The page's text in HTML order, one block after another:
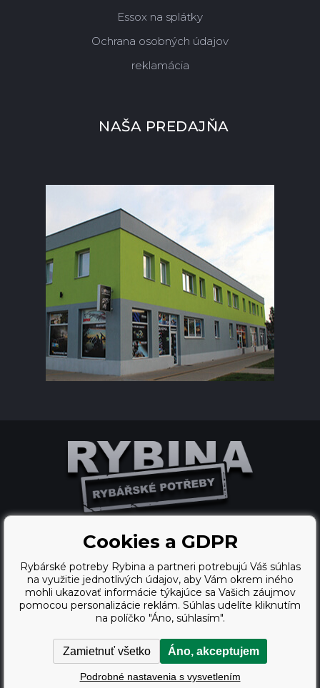
Essox na splátky
Ochrana osobných údajov
reklamácia
NAŠA PREDAJŇA
Copyright © 2009 - 2026,
Rybárské potreby Rybina
Ecommerce solutions
BINARGON.cz
webdesign
Vortex Vision.cz
Cookies a GDPR
Rybárské potreby Rybina a partneri potrebujú Váš súhlas
na využitie jednotlivých údajov, aby Vám okrem iného
mohli ukazovať informácie týkajúce sa Vašich záujmov
pomocou personalizácie reklám. Súhlas udelíte kliknutím
na políčko "Áno, súhlasím".
Zamietnuť všetko Áno, akceptujem
Podrobné nastavenia s vysvetlením